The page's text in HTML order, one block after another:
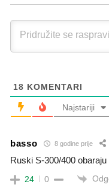
18 KOMENTARI
Najstariji
basso 8 godine prije
Ruski S-300/400
24 0